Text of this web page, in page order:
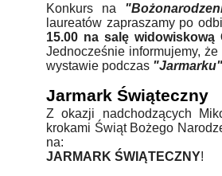
Konkurs na
laureatów zapraszamy po
15.00 na salę widowiskową
Jednocześnie informujemy,
wystawie podczas
Jarmark Świąteczny
Z okazji nadchodzących
krokami Świąt Bożego
na:
JARMARK ŚWIĄTECZNY!